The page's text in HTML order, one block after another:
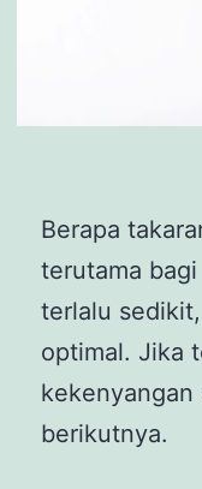
Berapa
terutama
terlalu
optimal. Jika
kekenyangan
berikutnya.